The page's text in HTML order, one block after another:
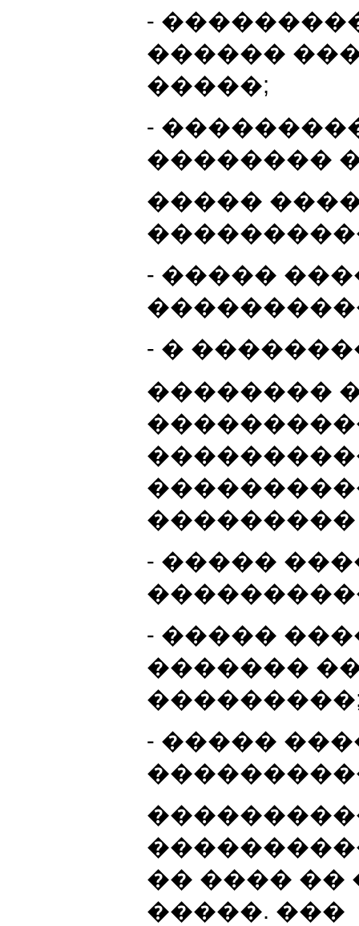
-
������
�����;
-
��������
�����
- �����
- �
��������
���������
- �����
- �����
�������
- �����
�� ���� ��
�����. ���